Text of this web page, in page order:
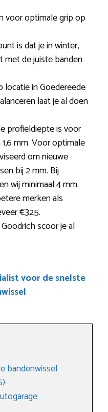
voor optimale grip op
is dat je in winter,
met de juiste banden
locatie in Goedereede
laat je al doen
profieldiepte is voor
mm. Voor optimale
om nieuwe
bij 2 mm. Bij
wij minimaal 4 mm.
merken als
€325.
scoor je al
voor de snelste
bandenwissel